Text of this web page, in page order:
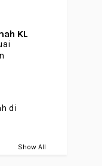
KL
di
Show All